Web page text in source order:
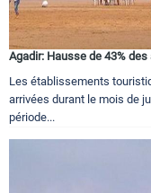
Agadir: Hausse de 43%
Les établissements
arrivées durant le mois de
période...